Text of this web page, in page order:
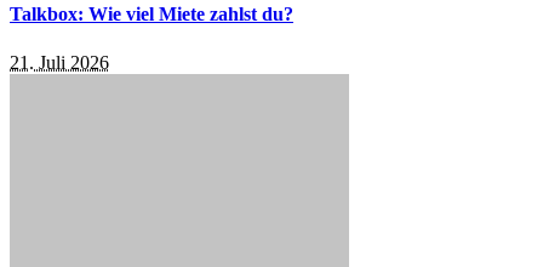
Talkbox: Wie viel Miete zahlst du?
21. Juli 2026